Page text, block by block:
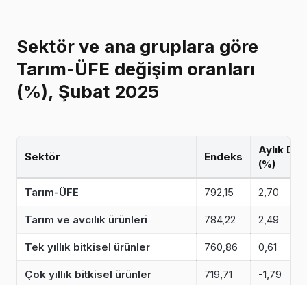
Sektör ve ana gruplara göre
Tarım-ÜFE değişim oranları
(%), Şubat 2025
Sektör Endeks
Aylık
(%)
Tarım-ÜFE 792,15 2,70
Tarım ve avcılık ürünleri 784,22 2,49
Tek yıllık bitkisel ürünler 760,86 0,61
Çok yıllık bitkisel ürünler 719,71 -1,79